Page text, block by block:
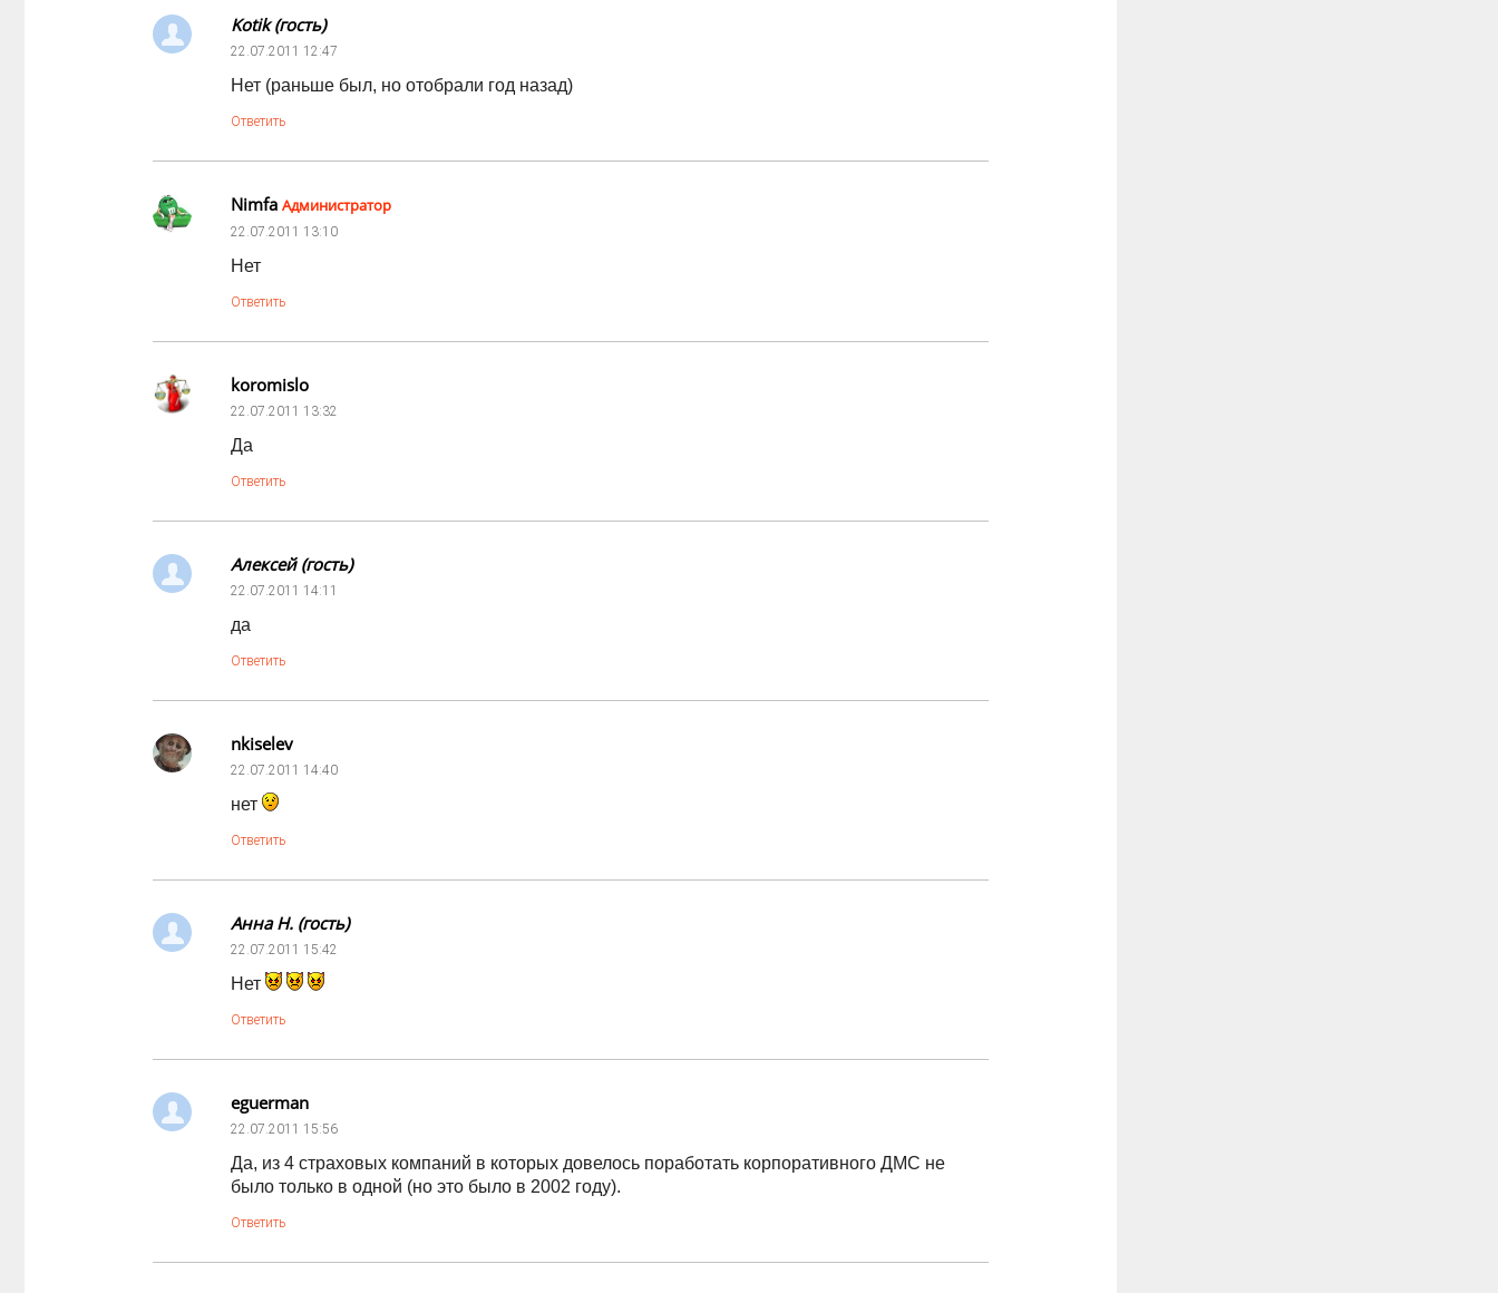
Kotik (гость)
22.07.2011 12:47
Нет (раньше был, но отобрали год назад)
Ответить
Nimfa Администратор
22.07.2011 13:10
Нет
Ответить
koromislo
22.07.2011 13:32
Да
Ответить
Алексей (гость)
22.07.2011 14:11
да
Ответить
nkiselev
22.07.2011 14:40
нет
Ответить
Анна Н. (гость)
22.07.2011 15:42
Нет
Ответить
eguerman
22.07.2011 15:56
Да, из 4 страховых компаний в которых довелось поработать корпоративного ДМС не
было только в одной (но это было в 2002 году).
Ответить